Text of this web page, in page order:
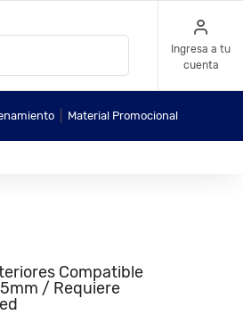
Ingresa a tu
cuenta
Material Promocional
Compatible
/ Requiere